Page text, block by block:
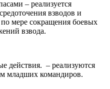
– реализуется
взводов и
мере сокращения боевых
взвода.
действия. – реализуются
младших командиров.